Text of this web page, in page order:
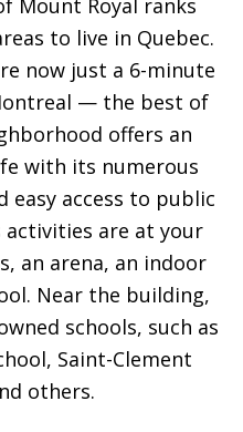
to live in Quebec.
now just a 6-minute
— the best of
offers an
with its numerous
easy access to public
are at your
an arena, an indoor
Near the building,
schools, such as
Saint-Clement
others.